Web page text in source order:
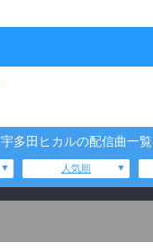
宇多田ヒカルの配信曲一覧
人気順